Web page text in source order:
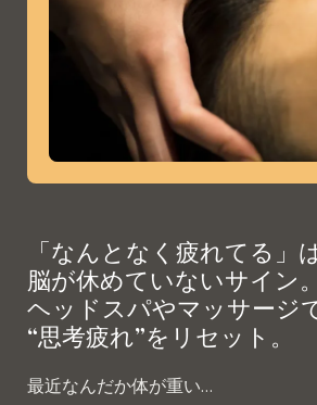
「なんとなく疲れてる」は
脳が休めていないサイン。
ヘッドスパやマッサージ
“思考疲れ”をリセット。
最近なんだか体が重い…